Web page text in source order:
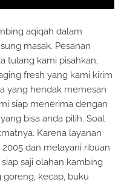
aqiqah dalam
masak. Pesanan
tulang kami pisahkan,
fresh yang kami kirim
yang hendak memesan
siap menerima dengan
bisa anda pilih. Soal
Karena layanan
dan melayani ribuan
saji olahan kambing
goreng, kecap, buku